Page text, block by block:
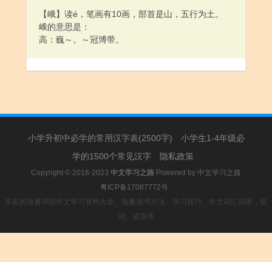
【峨】读é，笔画有10画，部首是山，五行为土。
峨的意思是：
高：巍～。～冠博带。
小学升初中必学的常用汉字表(2500字)
小学生1-4年级必
学的1500个常见汉字
隐私政策
Copyright © 2018-2023 中文学习之路 Powered by 中文学习之路
粤ICP备17087772号 .
丰富的海量详细中文学习资料大全。海量读书方法、学习技巧、中文词汇词库，组
词、成语等